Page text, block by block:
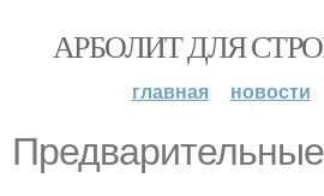
АРБОЛИТ ДЛЯ
главная новости